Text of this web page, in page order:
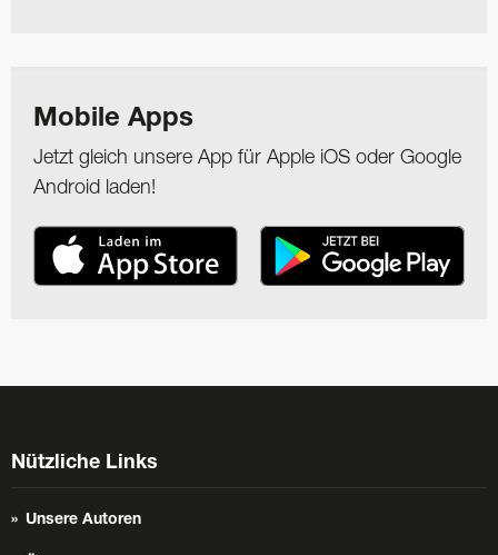
Mobile Apps
Jetzt gleich unsere App für Apple iOS oder Google
Android laden!
Nützliche Links
Unsere Autoren